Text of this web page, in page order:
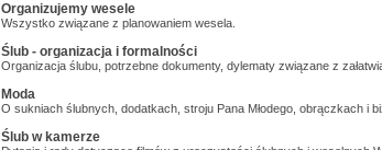
Organizujemy wesele
Wszystko związane z planowaniem wesela.
Ślub - organizacja i formalności
Organizacja ślubu, potrzebne dokumenty, dylematy związane z
Moda
O sukniach ślubnych, dodatkach, stroju Pana Młodego, obrączkach i
Ślub w kamerze